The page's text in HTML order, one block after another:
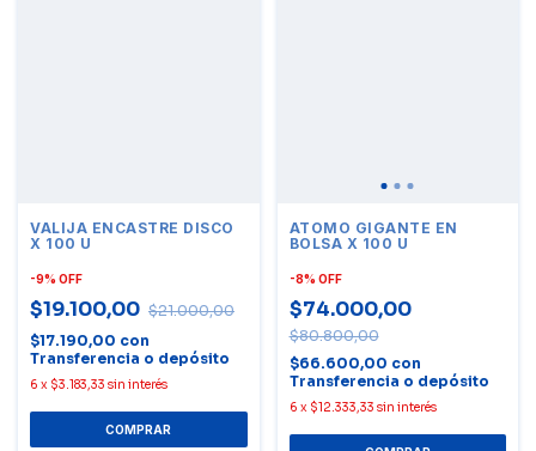
VALIJA ENCASTRE DISCO
X 100 U
-9% OFF
$19.100,00 $21.000,00
$17.190,00 con
Transferencia o depósito
6 x $3.183,33 sin interés
ATOMO GIGANTE EN
BOLSA X 100 U
-8% OFF
$74.000,00
$80.800,00
$66.600,00 con
Transferencia o depósito
6 x $12.333,33 sin interés